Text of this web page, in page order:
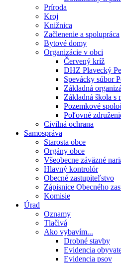
Príroda
Kroj
Knižnica
Začlenenie a spolupráca
Bytové domy
Organizácie v obci
Červený kríž
DHZ Plavecký
Spevácky súbor
Základná
Základná škola s
Pozemkové
Poľovné
Civilná ochrana
Samospráva
Starosta obce
Orgány obce
Všeobecne záväzné
Hlavný kontrolór
Obecné zastupiteľstvo
Zápisnice Obecného
Komisie
Úrad
Oznamy
Tlačivá
Ako vybavím...
Drobné stavby
Evidencia
Evidencia psov